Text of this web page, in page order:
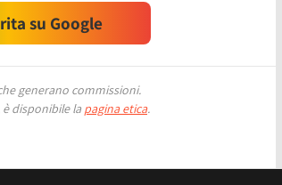
su Google
generano commissioni.
disponibile la pagina etica.